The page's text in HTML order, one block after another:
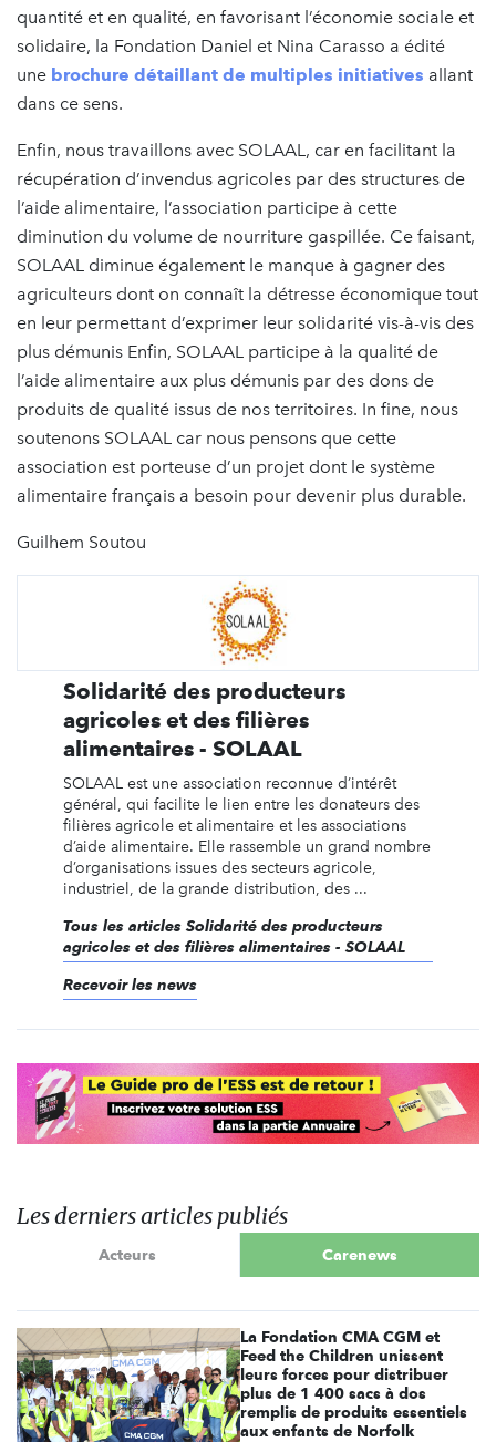
quantité et en qualité, en favorisant l’économie sociale et
solidaire, la Fondation Daniel et Nina Carasso a édité
une brochure détaillant de multiples initiatives allant
dans ce sens.
Enfin, nous travaillons avec SOLAAL, car en facilitant la
récupération d’invendus agricoles par des structures de
l’aide alimentaire, l’association participe à cette
diminution du volume de nourriture gaspillée. Ce faisant,
SOLAAL diminue également le manque à gagner des
agriculteurs dont on connaît la détresse économique tout
en leur permettant d’exprimer leur solidarité vis-à-vis des
plus démunis Enfin, SOLAAL participe à la qualité de
l’aide alimentaire aux plus démunis par des dons de
produits de qualité issus de nos territoires. In fine, nous
soutenons SOLAAL car nous pensons que cette
association est porteuse d’un projet dont le système
alimentaire français a besoin pour devenir plus durable.
Guilhem Soutou
Solidarité des producteurs
agricoles et des filières
alimentaires - SOLAAL
SOLAAL est une association reconnue d’intérêt
général, qui facilite le lien entre les donateurs des
filières agricole et alimentaire et les associations
d’aide alimentaire. Elle rassemble un grand nombre
d’organisations issues des secteurs agricole,
industriel, de la grande distribution, des ...
Tous les articles Solidarité des producteurs
agricoles et des filières alimentaires - SOLAAL
Recevoir les news
Les derniers articles publiés
Acteurs Carenews
La Fondation CMA CGM et
Feed the Children unissent
leurs forces pour distribuer
plus de 1 400 sacs à dos
remplis de produits essentiels
aux enfants de Norfolk